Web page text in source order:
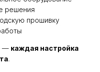
решения
прошивку
— каждая настройка
.